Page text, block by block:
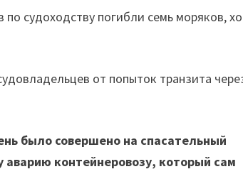
судоходству погибли семь моряков,
от попыток транзита
было совершено на спасательный
контейнеровозу, который сам